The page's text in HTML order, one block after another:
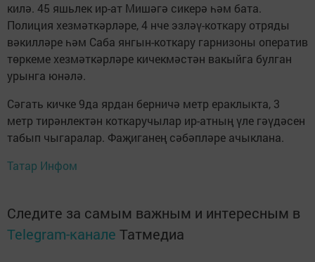
килә. 45 яшьлек ир-ат Мишәгә сикерә һәм бата.
Полиция хезмәткәрләре, 4 нче эзләү-коткару отряды
вәкилләре һәм Саба янгын-коткару гарнизоны оператив
төркеме хезмәткәрләре кичекмәстән вакыйга булган
урынга юнәлә.
Сәгать кичке 9да ярдан берничә метр ераклыкта, 3
метр тирәнлектән коткаручылар ир-атның үле гәүдәсен
табып чыгаралар. Фаҗиганең сәбәпләре ачыклана.
Татар Инфом
Следите за самым важным и интересным в
Telegram-канале Татмедиа